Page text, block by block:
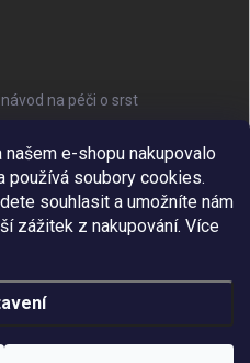
našem e-shopu nakupovalo
používá soubory cookies.
souhlasit a umožníte nám
zážitek z nakupování. Více
na péči o srst
za skvělé ceny
. Všechna práva vyhrazena.Upravit